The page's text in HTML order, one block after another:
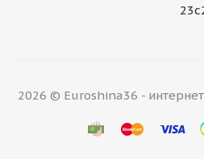
2026 © Euroshina36 -